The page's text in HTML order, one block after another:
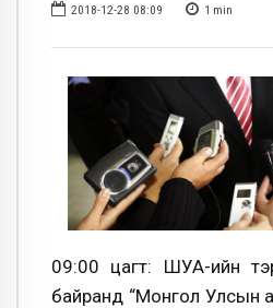
2018-12-28 08:09 1 min
09:00 цагт: ШУА-ийн
байранд “Монгол Улсын